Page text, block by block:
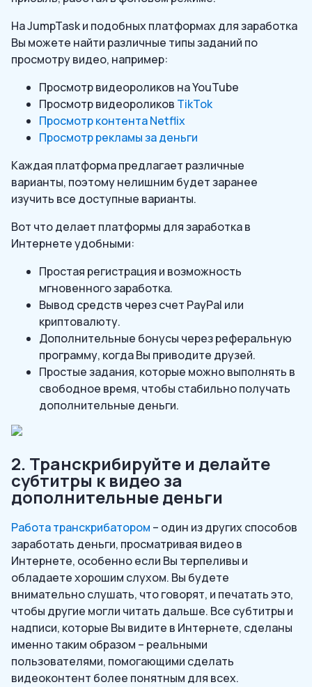
На JumpTask и подобных платформах для заработка
Вы можете найти различные типы заданий по
просмотру видео, например:
Просмотр видеороликов на YouTube
Просмотр видеороликов TikTok
Просмотр контента Netflix
Просмотр рекламы за деньги
Каждая платформа предлагает различные
варианты, поэтому нелишним будет заранее
изучить все доступные варианты.
Вот что делает платформы для заработка в
Интернете удобными:
Простая регистрация и возможность
мгновенного заработка.
Вывод средств через счет PayPal или
криптовалюту.
Дополнительные бонусы через реферальную
программу, когда Вы приводите друзей.
Простые задания, которые можно выполнять в
свободное время, чтобы стабильно получать
дополнительные деньги.
2. Транскрибируйте и делайте
субтитры к видео за
дополнительные деньги
Работа транскрибатором – один из других способов
заработать деньги, просматривая видео в
Интернете, особенно если Вы терпеливы и
обладаете хорошим слухом. Вы будете
внимательно слушать, что говорят, и печатать это,
чтобы другие могли читать дальше. Все субтитры и
надписи, которые Вы видите в Интернете, сделаны
именно таким образом – реальными
пользователями, помогающими сделать
видеоконтент более понятным для всех.